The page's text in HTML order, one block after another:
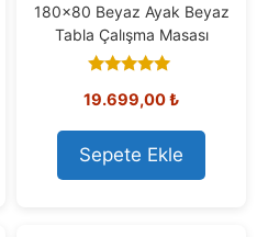
180×80 Beyaz Ayak Beyaz
Tabla Çalışma Masası
out of 5
19.699,00₺
Sepete Ekle